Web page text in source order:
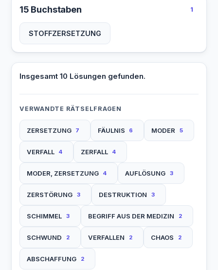
15 Buchstaben 1
STOFFZERSETZUNG
Insgesamt 10 Lösungen gefunden.
VERWANDTE RÄTSELFRAGEN
ZERSETZUNG 7 FÄULNIS 6 MODER 5
VERFALL 4 ZERFALL 4
MODER, ZERSETZUNG 4 AUFLÖSUNG 3
ZERSTÖRUNG 3 DESTRUKTION 3
SCHIMMEL 3 BEGRIFF AUS DER MEDIZIN 2
SCHWUND 2 VERFALLEN 2 CHAOS 2
ABSCHAFFUNG 2